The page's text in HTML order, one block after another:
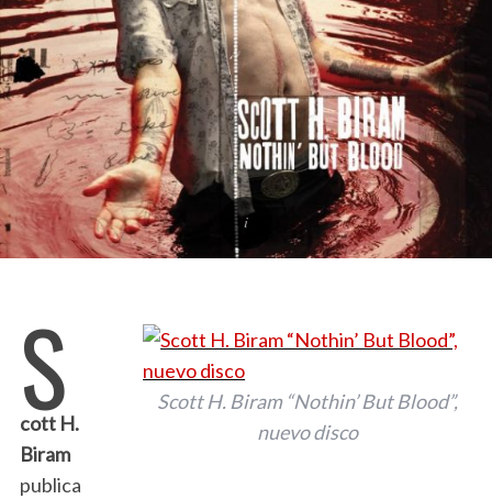
Scott H. Biram “Nothin’ But Blood”,
nuevo disco
S
cott H.
Biram
publica